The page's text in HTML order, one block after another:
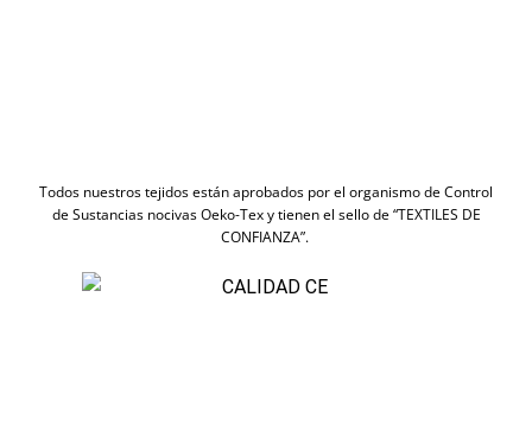
Todos nuestros tejidos están aprobados por el organismo de Control
de Sustancias nocivas Oeko-Tex y tienen el sello de “TEXTILES DE
CONFIANZA”.